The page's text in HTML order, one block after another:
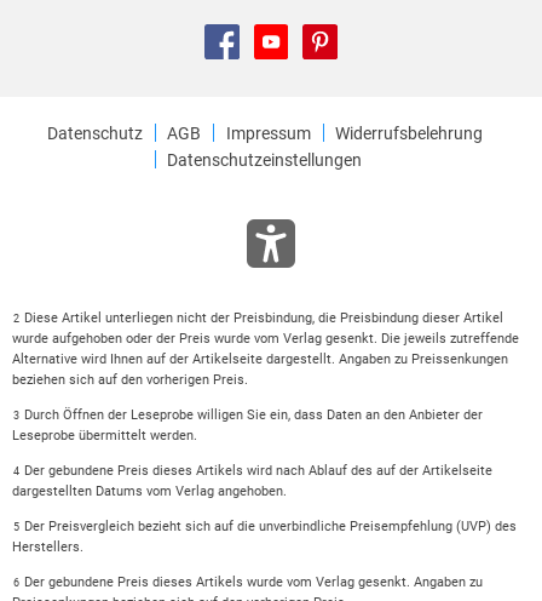
Datenschutz AGB Impressum
Widerrufsbelehrung
Datenschutzeinstellungen
2 Diese Artikel unterliegen nicht der Preisbindung, die Preisbindung dieser Artikel
wurde aufgehoben oder der Preis wurde vom Verlag gesenkt. Die jeweils zutreffende
Alternative wird Ihnen auf der Artikelseite dargestellt. Angaben zu Preissenkungen
beziehen sich auf den vorherigen Preis.
3 Durch Öffnen der Leseprobe willigen Sie ein, dass Daten an den Anbieter der
Leseprobe übermittelt werden.
4 Der gebundene Preis dieses Artikels wird nach Ablauf des auf der Artikelseite
dargestellten Datums vom Verlag angehoben.
5 Der Preisvergleich bezieht sich auf die unverbindliche Preisempfehlung (UVP) des
Herstellers.
6 Der gebundene Preis dieses Artikels wurde vom Verlag gesenkt. Angaben zu